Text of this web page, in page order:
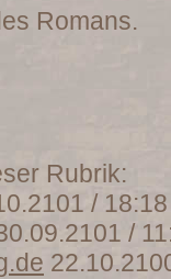
Romans.
Rubrik:
/ 18:18
/